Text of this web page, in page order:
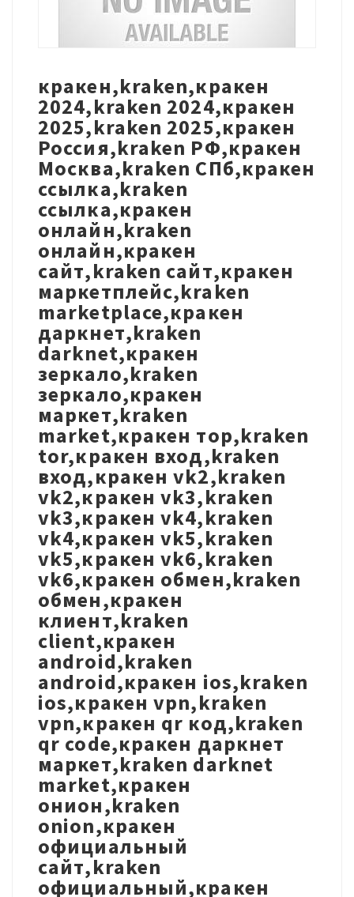
кракен,kraken,кракен
2024,kraken 2024,кракен
2025,kraken 2025,кракен
Россия,kraken РФ,кракен
Москва,kraken СПб,кракен
ссылка,kraken
ссылка,кракен
онлайн,kraken
онлайн,кракен
сайт,kraken сайт,кракен
маркетплейс,kraken
marketplace,кракен
даркнет,kraken
darknet,кракен
зеркало,kraken
зеркало,кракен
маркет,kraken
market,кракен тор,kraken
tor,кракен вход,kraken
вход,кракен vk2,kraken
vk2,кракен vk3,kraken
vk3,кракен vk4,kraken
vk4,кракен vk5,kraken
vk5,кракен vk6,kraken
vk6,кракен обмен,kraken
обмен,кракен
клиент,kraken
client,кракен
android,kraken
android,кракен ios,kraken
ios,кракен vpn,kraken
vpn,кракен qr код,kraken
qr code,кракен даркнет
маркет,kraken darknet
market,кракен
онион,kraken
onion,кракен
официальный
сайт,kraken
официальный,кракен